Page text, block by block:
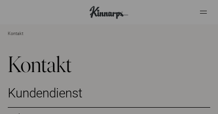
Kontakt
Kontakt
Kundendienst